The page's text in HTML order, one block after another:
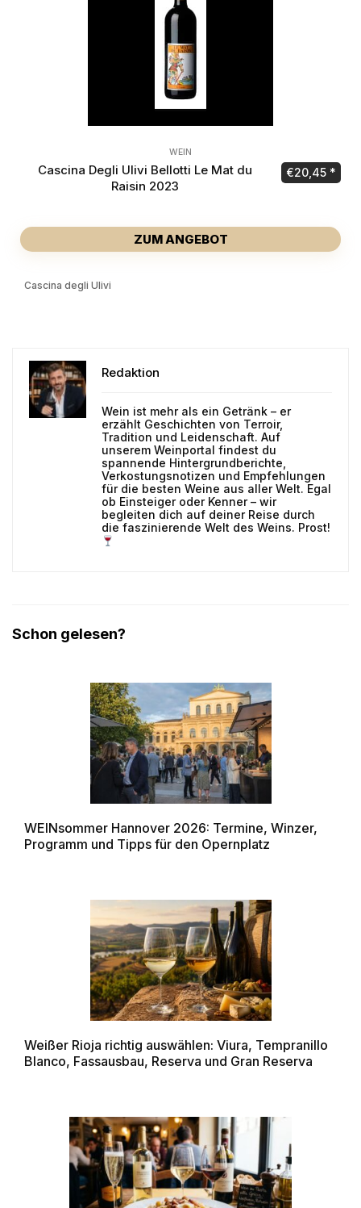
WEIN
Cascina Degli Ulivi Bellotti Le Mat du
Raisin 2023
€20,45
ZUM ANGEBOT
Cascina degli Ulivi
Redaktion
Wein ist mehr als ein Getränk – er
erzählt Geschichten von Terroir,
Tradition und Leidenschaft. Auf
unserem Weinportal findest du
spannende Hintergrundberichte,
Verkostungsnotizen und Empfehlungen
für die besten Weine aus aller Welt. Egal
ob Einsteiger oder Kenner – wir
begleiten dich auf deiner Reise durch
die faszinierende Welt des Weins. Prost!
Schon gelesen?
WEINsommer Hannover 2026: Termine, Winzer,
Programm und Tipps für den Opernplatz
Weißer Rioja richtig auswählen: Viura, Tempranillo
Blanco, Fassausbau, Reserva und Gran Reserva